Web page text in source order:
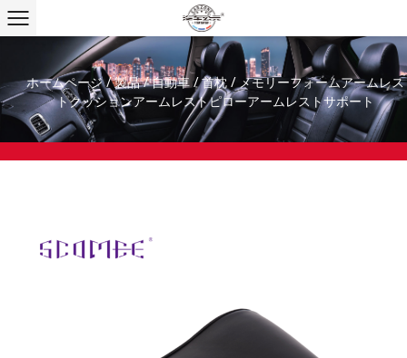
ホームページ/製品/自動車/首枕/メモリーフォームアームレス
トクッションアームレストピローアームレストサポート